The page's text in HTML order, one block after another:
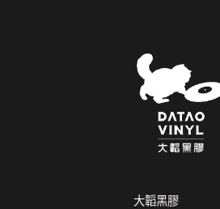
大韜黑膠